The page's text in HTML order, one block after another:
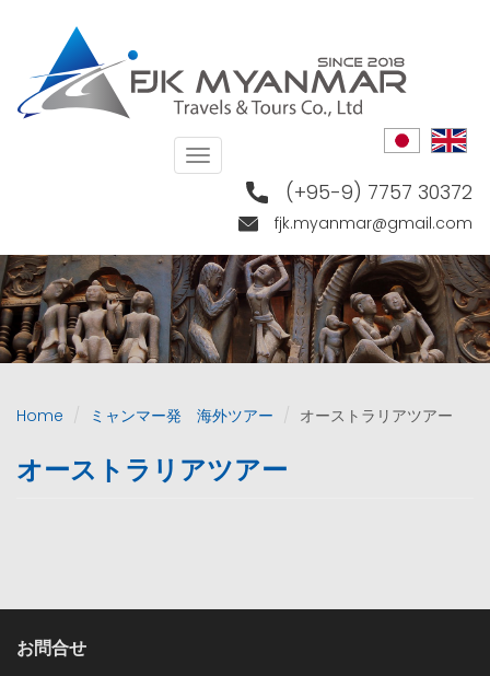
content
(+95-9) 7757 30372
fjk.myanmar@gmail.com
Toggle
navigation
Home ミャンマー発 海外ツアー オーストラリアツアー
オーストラリアツアー
お問合せ